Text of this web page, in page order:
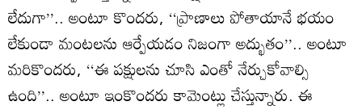
లేదుగా’’.. అంటూ కొందరు, ‘‘ప్రాణాలు పోతాయానే భయం
లేకుండా మంటలను ఆర్పేయడం నిజంగా అద్భుతం’’.. అంటూ
మరికొందరు, ‘‘ఈ పక్షులను చూసి ఎంతో నేర్చుకోవాల్సి
ఉంది’’.. అంటూ ఇంకొందరు కామెంట్లు చేస్తున్నారు. ఈ